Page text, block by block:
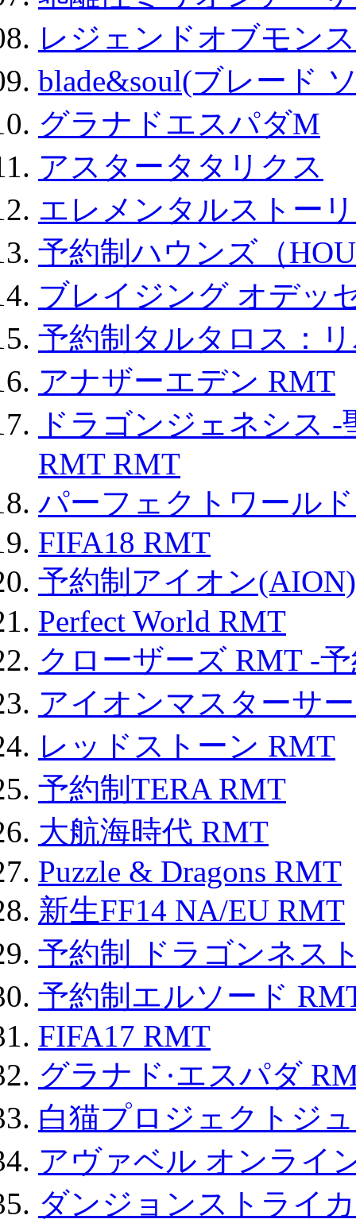
レジェンドオブモン
blade&soul(ブレード
グラナドエスパダM
アスタータタリクス
エレメンタルストー
予約制ハウンズ（
ブレイジング オデッ
予約制タルタロス：
アナザーエデン RMT
ドラゴンジェネシス
RMT RMT
パーフェクトワール
FIFA18 RMT
予約制アイオン
Perfect World RMT
クローザーズ RMT -
アイオンマスターサ
レッドストーン RMT
予約制TERA RMT
大航海時代 RMT
Puzzle & Dragons RMT
新生FF14 NA/EU RMT
予約制 ドラゴンネス
予約制エルソード
FIFA17 RMT
グラナド·エスパダ
白猫プロジェクトジ
アヴァベル オンライ
ダンジョンストライ